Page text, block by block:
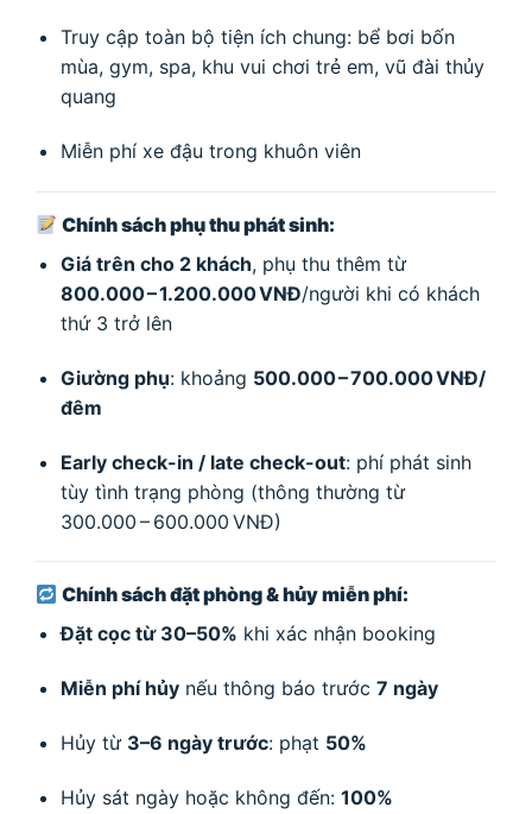
Truy cập toàn bộ tiện ích chung: bể bơi bốn
mùa, gym, spa, khu vui chơi trẻ em, vũ đài thủy
quang
Miễn phí xe đậu trong khuôn viên
Chính sách phụ thu phát sinh:
Giá trên cho 2 khách, phụ thu thêm từ
800.000 – 1.200.000 VNĐ/người khi có khách
thứ 3 trở lên
Giường phụ: khoảng 500.000 – 700.000 VNĐ/
đêm
Early check-in / late check-out: phí phát sinh
tùy tình trạng phòng (thông thường từ
300.000 – 600.000 VNĐ)
Chính sách đặt phòng & hủy miễn phí:
Đặt cọc từ 30–50% khi xác nhận booking
Miễn phí hủynếu thông báo trước 7 ngày
Hủy từ 3–6 ngày trước: phạt 50%
Hủy sát ngày hoặc không đến: 100%